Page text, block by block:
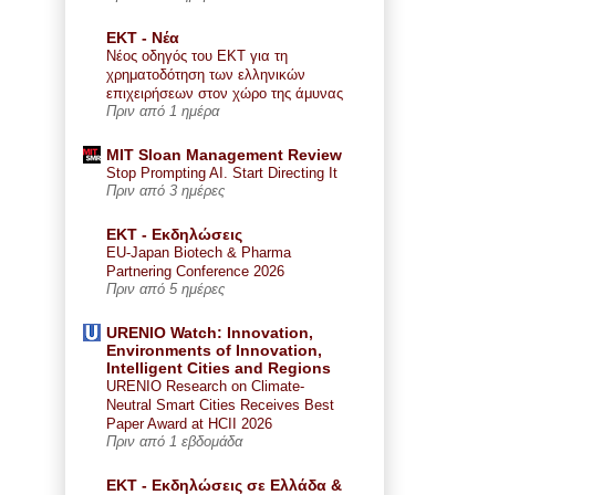
ΕΚΤ - Nέα
Νέος οδηγός του ΕΚΤ για τη
χρηματοδότηση των ελληνικών
επιχειρήσεων στον χώρο της άμυνας
Πριν από 1 ημέρα
MIT Sloan Management Review
Stop Prompting AI. Start Directing It
Πριν από 3 ημέρες
ΕΚΤ - Εκδηλώσεις
EU-Japan Biotech & Pharma
Partnering Conference 2026
Πριν από 5 ημέρες
URENIO Watch: Innovation,
Environments of Innovation,
Intelligent Cities and Regions
URENIO Research on Climate-
Neutral Smart Cities Receives Best
Paper Award at HCII 2026
Πριν από 1 εβδομάδα
ΕΚΤ - Εκδηλώσεις σε Ελλάδα &